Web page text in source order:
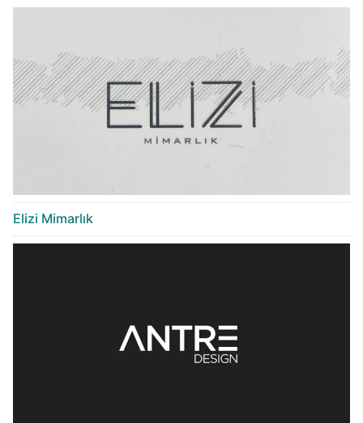
Elizi Mimarlık